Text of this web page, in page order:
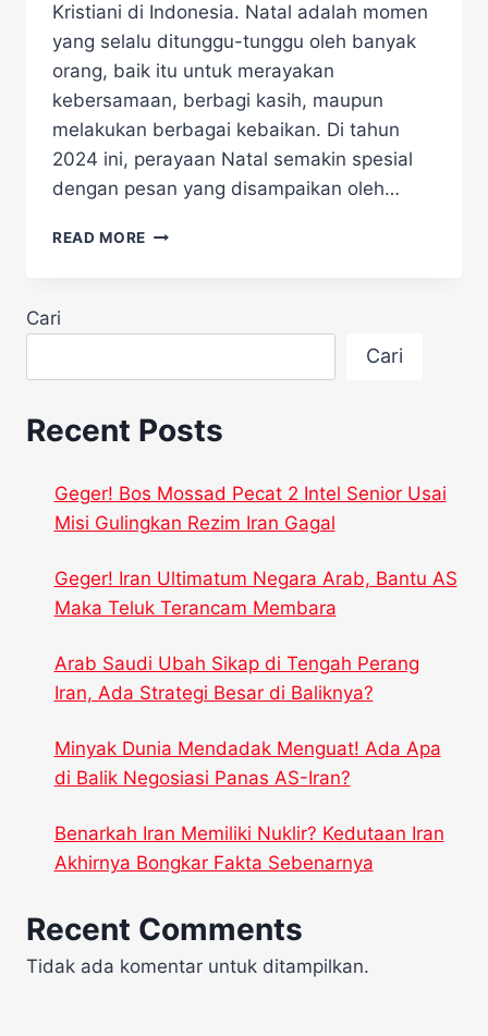
Kristiani di Indonesia. Natal adalah momen
yang selalu ditunggu-tunggu oleh banyak
orang, baik itu untuk merayakan
kebersamaan, berbagi kasih, maupun
melakukan berbagai kebaikan. Di tahun
2024 ini, perayaan Natal semakin spesial
dengan pesan yang disampaikan oleh…
READ MORE PRABOWO:
UNTUK
SESAMA
Cari
Cari
Recent Posts
Geger! Bos Mossad Pecat 2 Intel Senior Usai
Misi Gulingkan Rezim Iran Gagal
Geger! Iran Ultimatum Negara Arab, Bantu AS
Maka Teluk Terancam Membara
Arab Saudi Ubah Sikap di Tengah Perang
Iran, Ada Strategi Besar di Baliknya?
Minyak Dunia Mendadak Menguat! Ada Apa
di Balik Negosiasi Panas AS-Iran?
Benarkah Iran Memiliki Nuklir? Kedutaan Iran
Akhirnya Bongkar Fakta Sebenarnya
Recent Comments
Tidak ada komentar untuk ditampilkan.